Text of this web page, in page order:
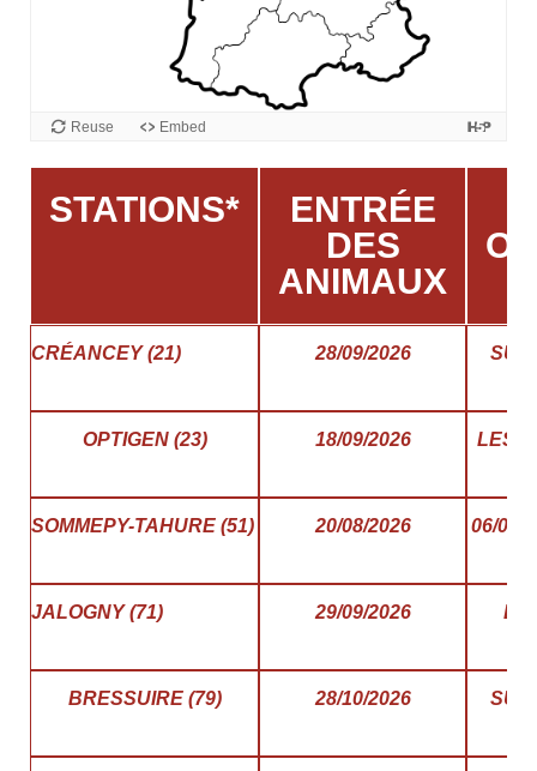
STATIONS*
ENTRÉE
DES
ANIMAUX
CRÉANCEY (21) 28/09/2026 SUR
OPTIGEN (23) 18/09/2026
LES
SOMMEPY-TAHURE (51) 20/08/2026 06/01/
JALOGNY (71) 29/09/2026
DU
BRESSUIRE (79) 28/10/2026 SUR